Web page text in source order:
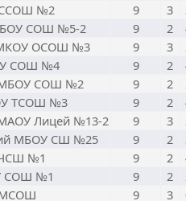
ССОШ №2 9 3
СОШ №5-2 9 2
ОСОШ №3 9 3
СОШ №4 9 2
МБОУ СОШ №2 9 2
ТСОШ №3 9 2
Лицей №13-2 9 3
МБОУ СШ №25 9 2
№1 9 2
СОШ №1 9 2
МСОШ 9 3